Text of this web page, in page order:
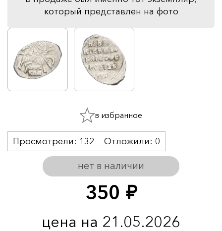
который представлен на фото
350 руб.
цена на 21.05.2026
нет в наличии
Просмотрели: 132 Отложили: 0
в избранное